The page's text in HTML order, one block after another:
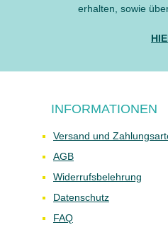
erhalten, sowie
INFORMATIONEN
Versand und
AGB
Widerrufsbelehrung
Datenschutz
FAQ